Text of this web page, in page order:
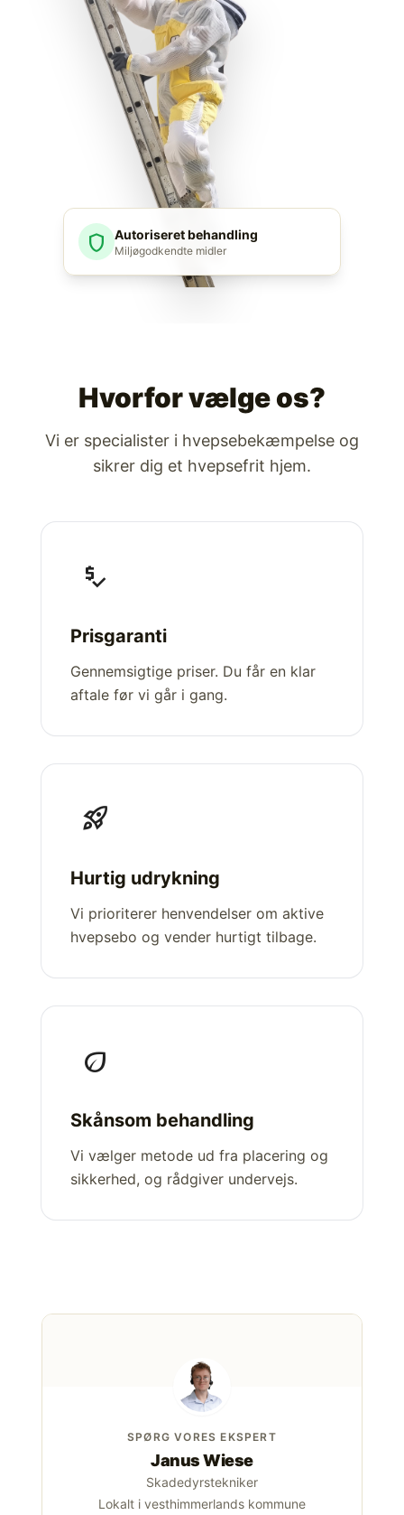
shield Autoriseret behandling
Miljøgodkendte midler
Hvorfor vælge os?
Vi er specialister i hvepsebekæmpelse og
sikrer dig et hvepsefrit hjem.
price_check
Prisgaranti
Gennemsigtige priser. Du får en klar
aftale før vi går i gang.
rocket_launch
Hurtig udrykning
Vi prioriterer henvendelser om aktive
hvepsebo og vender hurtigt tilbage.
eco
Skånsom behandling
Vi vælger metode ud fra placering og
sikkerhed, og rådgiver undervejs.
SPØRG VORES EKSPERT
Janus Wiese
Skadedyrstekniker
Lokalt i vesthimmerlands kommune